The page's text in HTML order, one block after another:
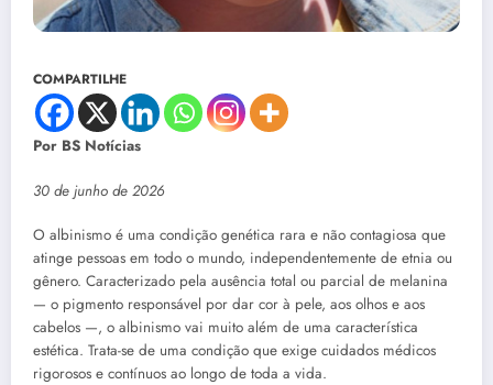
COMPARTILHE
Por BS Notícias
30 de junho de 2026
O albinismo é uma condição genética rara e não contagiosa que
atinge pessoas em todo o mundo, independentemente de etnia ou
gênero. Caracterizado pela ausência total ou parcial de melanina
— o pigmento responsável por dar cor à pele, aos olhos e aos
cabelos —, o albinismo vai muito além de uma característica
estética. Trata-se de uma condição que exige cuidados médicos
rigorosos e contínuos ao longo de toda a vida.